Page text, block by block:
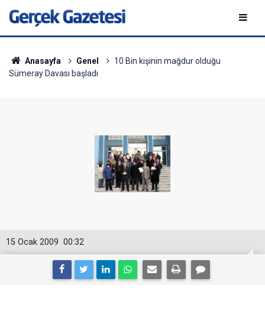
Anasayfa Genel
10 Bin kişinin mağdur olduğu
Sümeray Davası başladı
00:32
15 Ocak 2009